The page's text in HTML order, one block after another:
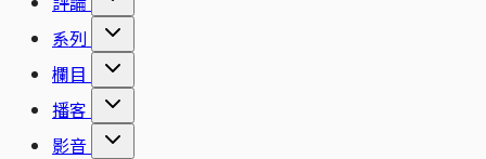
系列
欄目
播客
影音